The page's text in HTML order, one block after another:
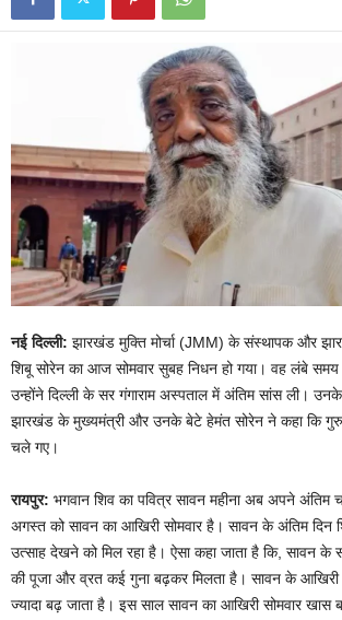
नई दिल्ली: झारखंड मुक्ति मोर्चा (JMM) के संस्थापक और
शिबू सोरेन का आज सोमवार सुबह निधन हो गया। वह लंबे
उन्होंने दिल्ली के सर गंगाराम अस्पताल में अंतिम सांस ली।
झारखंड के मुख्यमंत्री और उनके बेटे हेमंत सोरेन ने कहा कि
चले गए।
रायपुर: भगवान शिव का पवित्र सावन महीना अब अपने
अगस्त को सावन का आखिरी सोमवार है। सावन के अंतिम दिन
उत्साह देखने को मिल रहा है। ऐसा कहा जाता है कि, सावन के
की पूजा और व्रत कई गुना बढ़कर मिलता है। सावन के आखिरी
ज्यादा बढ़ जाता है। इस साल सावन का आखिरी सोमवार खास